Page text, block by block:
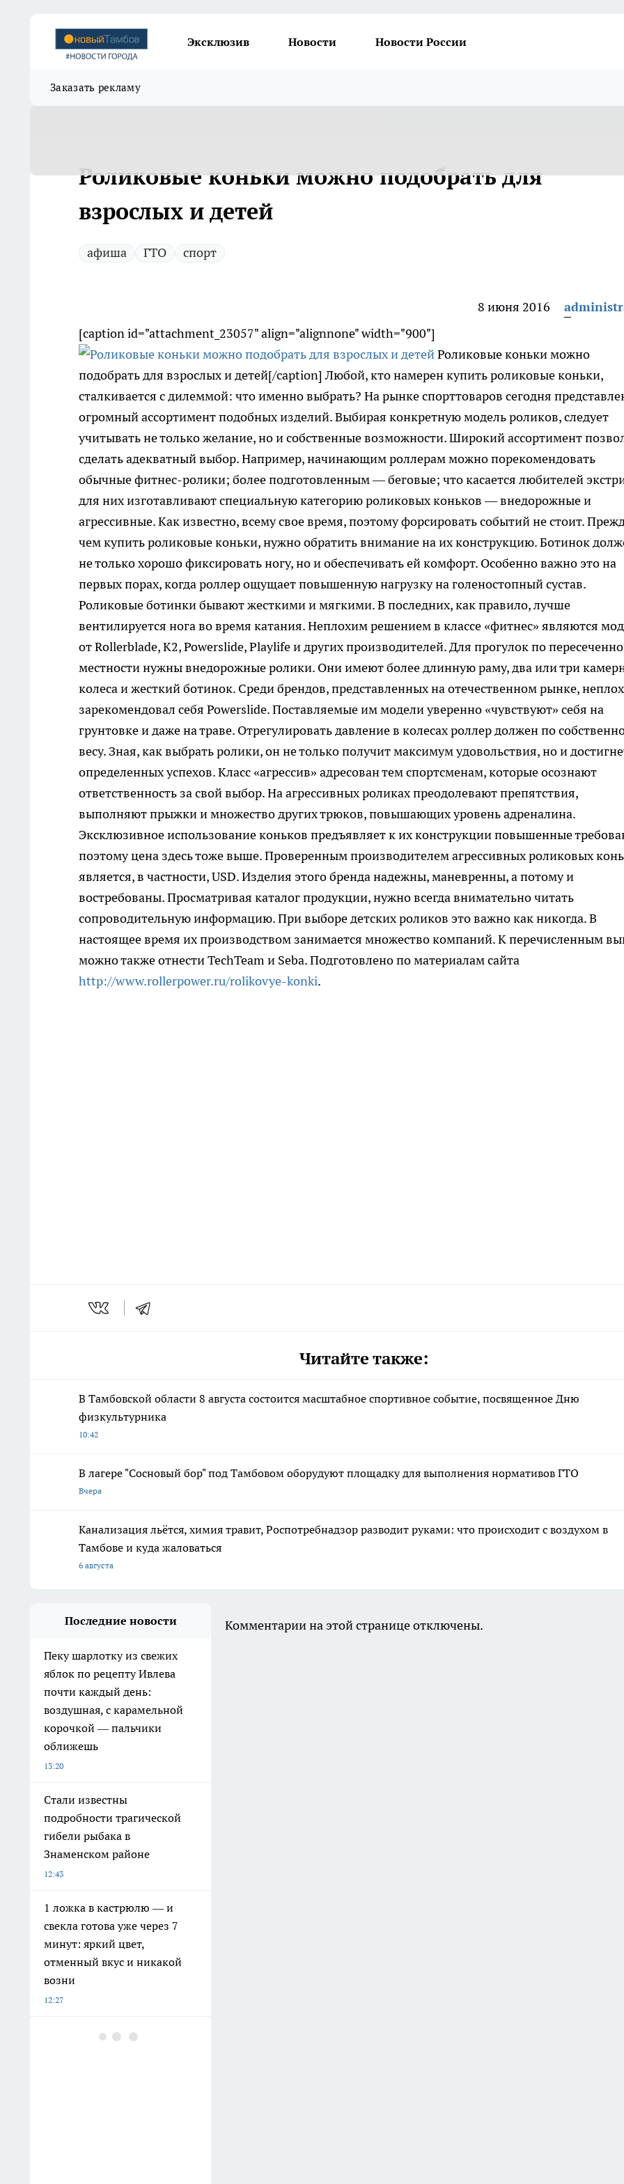
Эксклюзив Новости Новости России
Заказать рекламу
Роликовые коньки можно подобрать для
взрослых и детей
афиша ГТО спорт
8 июня 2016
[caption id="attachment_23057" align="alignnone" width="900"]
Роликовые коньки можно
подобрать для взрослых и детей[/caption] Любой, кто намерен купить роликовые коньки,
сталкивается с дилеммой: что именно выбрать? На рынке спорттоваров сегодня
огромный ассортимент подобных изделий. Выбирая конкретную модель роликов, следует
учитывать не только желание, но и собственные возможности. Широкий ассортимент
сделать адекватный выбор. Например, начинающим роллерам можно порекомендовать
обычные фитнес-ролики; более подготовленным — беговые; что касается любителей
для них изготавливают специальную категорию роликовых коньков — внедорожные и
агрессивные. Как известно, всему свое время, поэтому форсировать событий не стоит.
чем купить роликовые коньки, нужно обратить внимание на их конструкцию. Ботинок
не только хорошо фиксировать ногу, но и обеспечивать ей комфорт. Особенно важно это на
первых порах, когда роллер ощущает повышенную нагрузку на голеностопный сустав.
Роликовые ботинки бывают жесткими и мягкими. В последних, как правило, лучше
вентилируется нога во время катания. Неплохим решением в классе «фитнес» являются
от Rollerblade, К2, Powerslide, Playlife и других производителей. Для прогулок по
местности нужны внедорожные ролики. Они имеют более длинную раму, два или три
колеса и жесткий ботинок. Среди брендов, представленных на отечественном рынке,
зарекомендовал себя Powerslide. Поставляемые им модели уверенно «чувствуют» себя на
грунтовке и даже на траве. Отрегулировать давление в колесах роллер должен по
весу. Зная, как выбрать ролики, он не только получит максимум удовольствия, но и
определенных успехов. Класс «агрессив» адресован тем спортсменам, которые осознают
ответственность за свой выбор. На агрессивных роликах преодолевают препятствия,
выполняют прыжки и множество других трюков, повышающих уровень адреналина.
Эксклюзивное использование коньков предъявляет к их конструкции повышенные
поэтому цена здесь тоже выше. Проверенным производителем агрессивных роликовых
является, в частности, USD. Изделия этого бренда надежны, маневренны, а потому и
востребованы. Просматривая каталог продукции, нужно всегда внимательно читать
сопроводительную информацию. При выборе детских роликов это важно как никогда. В
настоящее время их производством занимается множество компаний. К перечисленным
можно также отнести TechTeam и Seba. Подготовлено по материалам сайта
http://www.rollerpower.ru/rolikovye-konki.
Читайте также:
В Тамбовской области 8 августа состоится масштабное спортивное событие, посвященное Дню
физкультурника
10:42
В лагере "Сосновый бор" под Тамбовом оборудуют площадку для выполнения нормативов ГТО
Вчера
Канализация льётся, химия травит, Роспотребнадзор разводит руками: что происходит с воздухом в
Тамбове и куда жаловаться
6 августа
Последние новости
Пеку шарлотку из свежих
яблок по рецепту Ивлева
почти каждый день:
воздушная, с карамельной
корочкой — пальчики
оближешь
13:20
Стали известны
подробности трагической
гибели рыбака в
Знаменском районе
12:43
1 ложка в кастрюлю — и
свекла готова уже через 7
минут: яркий цвет,
отменный вкус и никакой
возни
12:27
Коммунальные службы
Комментарии на этой странице отключены.